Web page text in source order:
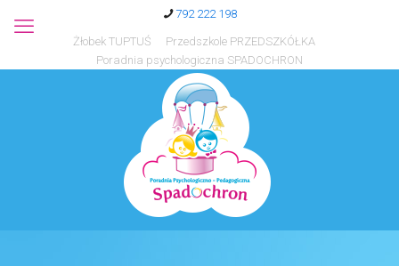
792 222 198
Żłobek TUPTUŚ
Przedszkole PRZEDSZKÓŁKA
Poradnia psychologiczna SPADOCHRON